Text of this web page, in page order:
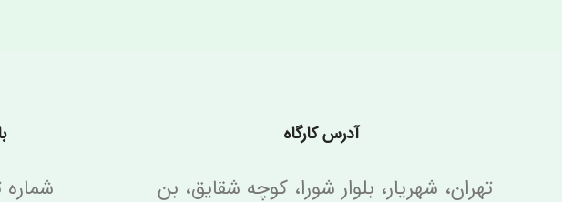
شماره
آدرس کارگاه
تهران، شهریار، بلوار شورا، کوچه شقایق، بن